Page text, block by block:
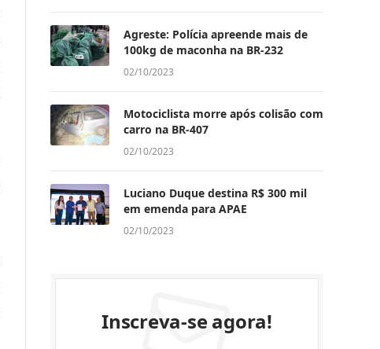
Agreste: Polícia apreende mais de
100kg de maconha na BR-232
02/10/2023
Motociclista morre após colisão com
carro na BR-407
02/10/2023
Luciano Duque destina R$ 300 mil
em emenda para APAE
02/10/2023
Inscreva-se agora!